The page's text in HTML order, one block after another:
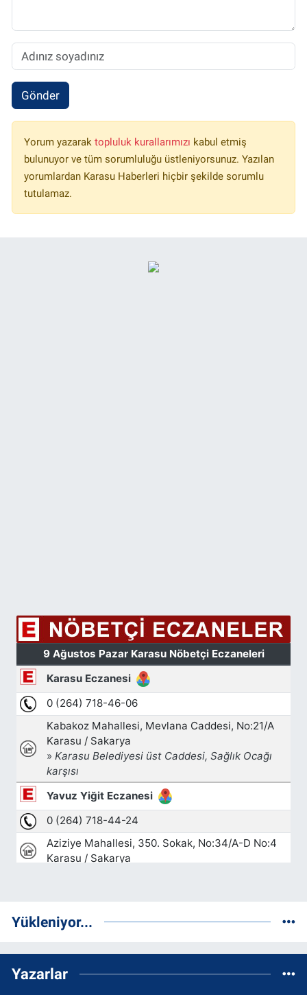
Gönder
Yorum yazarak topluluk kurallarımızı kabul etmiş
bulunuyor ve tüm sorumluluğu üstleniyorsunuz. Yazılan
yorumlardan Karasu Haberleri hiçbir şekilde sorumlu
tutulamaz.
Yükleniyor...
Yazarlar